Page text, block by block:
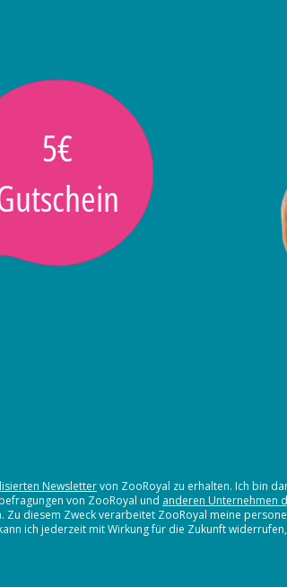
5€
Newslettervon ZooRoyal zu erhalten. Ich bin
von ZooRoyal und anderen Unternehmen
Zu diesem Zweck verarbeitet ZooRoyal meine
ich jederzeit mit Wirkung für die Zukunft